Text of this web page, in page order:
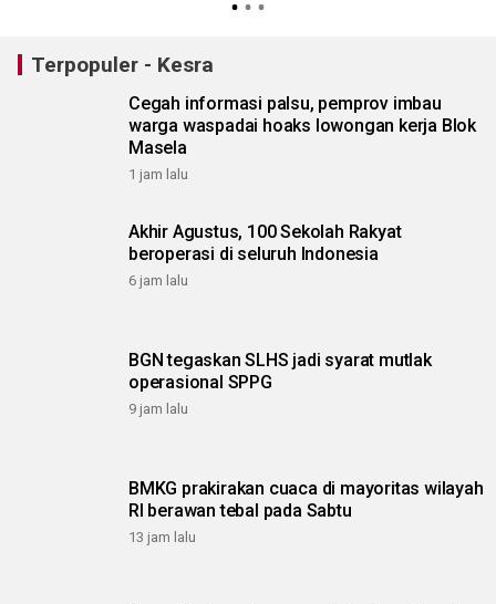
Terpopuler - Kesra
Cegah informasi palsu, pemprov imbau
warga waspadai hoaks lowongan kerja Blok
Masela
1 jam lalu
Akhir Agustus, 100 Sekolah Rakyat
beroperasi di seluruh Indonesia
6 jam lalu
BGN tegaskan SLHS jadi syarat mutlak
operasional SPPG
9 jam lalu
BMKG prakirakan cuaca di mayoritas wilayah
RI berawan tebal pada Sabtu
13 jam lalu